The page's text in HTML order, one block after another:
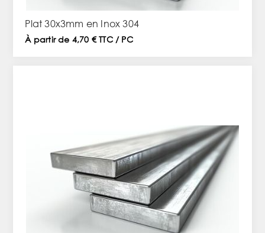
Plat 30x3mm en Inox 304
À partir de 4,70 € TTC / PC